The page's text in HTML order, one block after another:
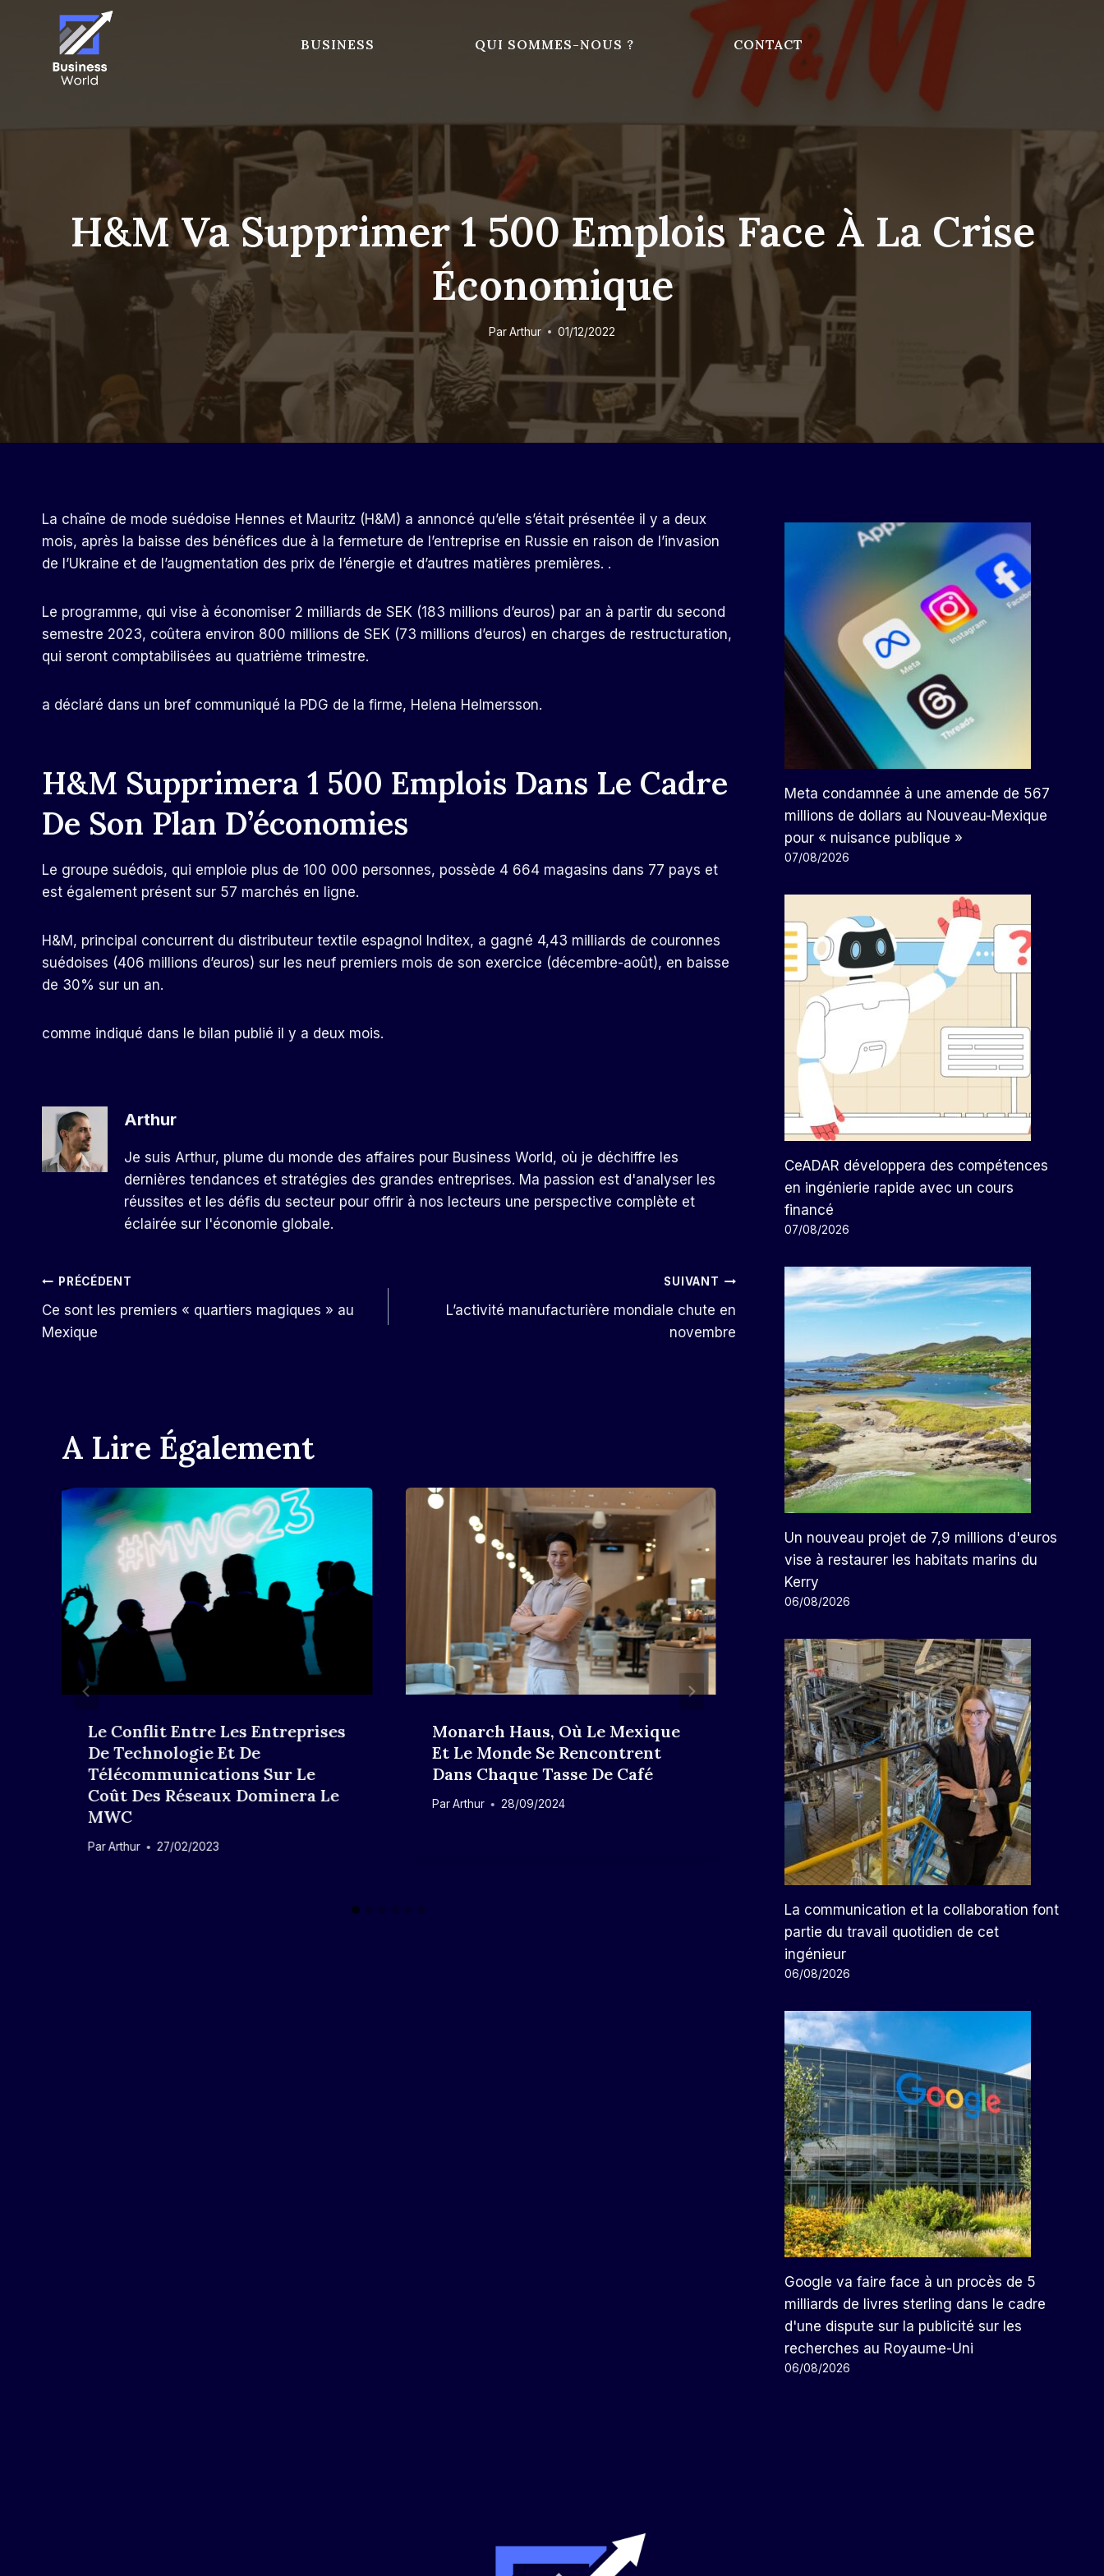
BUSINESS QUI SOMMES-NOUS ? CONTACT
H&M Va Supprimer 1 500 Emplois Face À La Crise
Économique
ParArthur 01/12/2022
La chaîne de mode suédoise Hennes et Mauritz (H&M) a annoncé qu’elle s’était présentée il y a deux
mois, après la baisse des bénéfices due à la fermeture de l’entreprise en Russie en raison de l’invasion
de l’Ukraine et de l’augmentation des prix de l’énergie et d’autres matières premières. .
Le programme, qui vise à économiser 2 milliards de SEK (183 millions d’euros) par an à partir du second
semestre 2023, coûtera environ 800 millions de SEK (73 millions d’euros) en charges de restructuration,
qui seront comptabilisées au quatrième trimestre.
a déclaré dans un bref communiqué la PDG de la firme, Helena Helmersson.
H&M Supprimera 1 500 Emplois Dans Le Cadre
De Son Plan D’économies
Le groupe suédois, qui emploie plus de 100 000 personnes, possède 4 664 magasins dans 77 pays et
est également présent sur 57 marchés en ligne.
H&M, principal concurrent du distributeur textile espagnol Inditex, a gagné 4,43 milliards de couronnes
suédoises (406 millions d’euros) sur les neuf premiers mois de son exercice (décembre-août), en baisse
de 30% sur un an.
comme indiqué dans le bilan publié il y a deux mois.
Arthur
Je suis Arthur, plume du monde des affaires pour Business World, où je déchiffre les
dernières tendances et stratégies des grandes entreprises. Ma passion est d'analyser les
réussites et les défis du secteur pour offrir à nos lecteurs une perspective complète et
éclairée sur l'économie globale.
Navigation
De
PRÉCÉDENT
Ce sont les premiers « quartiers magiques » au
Mexique
SUIVANT
L’activité manufacturière mondiale chute en
novembre
A Lire Également
Le Conflit Entre Les Entreprises
De Technologie Et De
Télécommunications Sur Le
Coût Des Réseaux Dominera Le
MWC
ParArthur 27/02/2023
Monarch Haus, Où Le Mexique
Et Le Monde Se Rencontrent
Dans Chaque Tasse De Café
Par Arthur 28/09/2024
L'administrateur De Medicare
Devenu Capital-Risqueur De
Soins De Santé Lève 440
Millions De Dollars Pour Un
Nouveau Fonds
Arthur 15/10/2025
Meta condamnée à une amende de 567
millions de dollars au Nouveau-Mexique
pour « nuisance publique »
07/08/2026
CeADAR développera des compétences
en ingénierie rapide avec un cours
financé
07/08/2026
Un nouveau projet de 7,9 millions d'euros
vise à restaurer les habitats marins du
Kerry
06/08/2026
La communication et la collaboration font
partie du travail quotidien de cet
ingénieur
06/08/2026
Google va faire face à un procès de 5
milliards de livres sterling dans le cadre
d'une dispute sur la publicité sur les
recherches au Royaume-Uni
06/08/2026